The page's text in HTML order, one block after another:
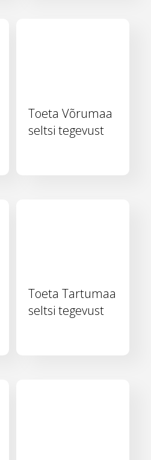
Toeta Võrumaa
seltsi tegevust
Toeta Tartumaa
seltsi tegevust